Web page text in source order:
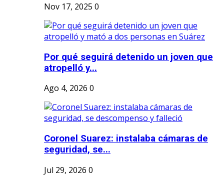
Nov 17, 2025 0
Por qué seguirá detenido un joven que
atropelló y...
Ago 4, 2026 0
Coronel Suarez: instalaba cámaras de
seguridad, se...
Jul 29, 2026 0